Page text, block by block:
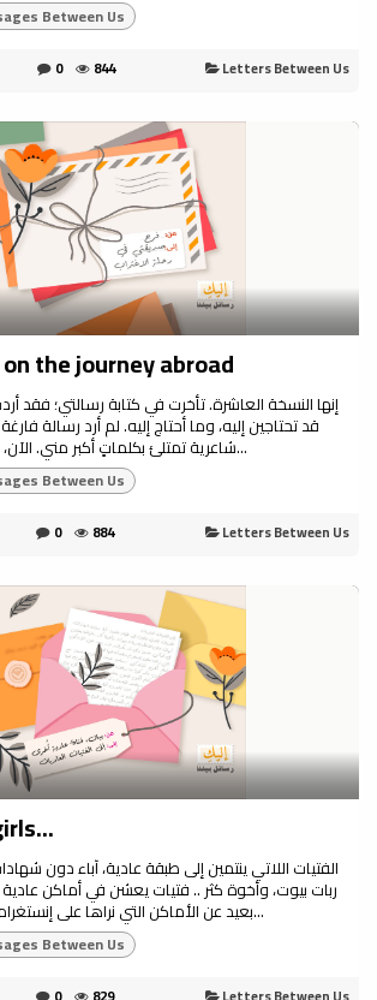
Between Us
0 844 Letters Between Us
the journey abroad
إنها النسخة العاشرة. تأخرت في كتابة رسالتي؛ فقد
قد تحتاجين إليه، وما أحتاج إليه. لم أرد رسالة
شاعرية تمتلئ بكلماتٍ أكبر مني. الآن، وبينما أعيد قراءة رس...
Between Us
0 884 Letters Between Us
الفتيات اللاتي ينتمين إلى طبقة عادية، آباء دون
ربات بيوت، وأخوة كثر .. فتيات يعشن في أماكن
بعيد عن الأماكن التي نراها على إنستغرام ويحدث فيها المرح. أ...
Between Us